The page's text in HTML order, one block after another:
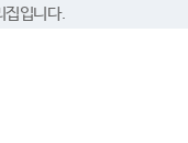
집입니다.